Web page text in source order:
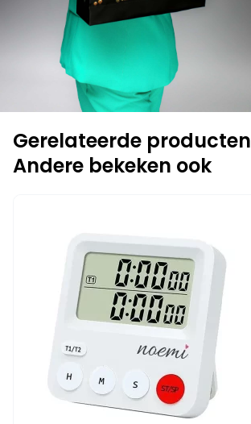
Gerelateerde producten
Andere bekeken ook